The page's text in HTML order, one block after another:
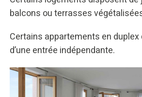
balcons ou terrasses
Certains appartements en
d’une entrée indépendante.